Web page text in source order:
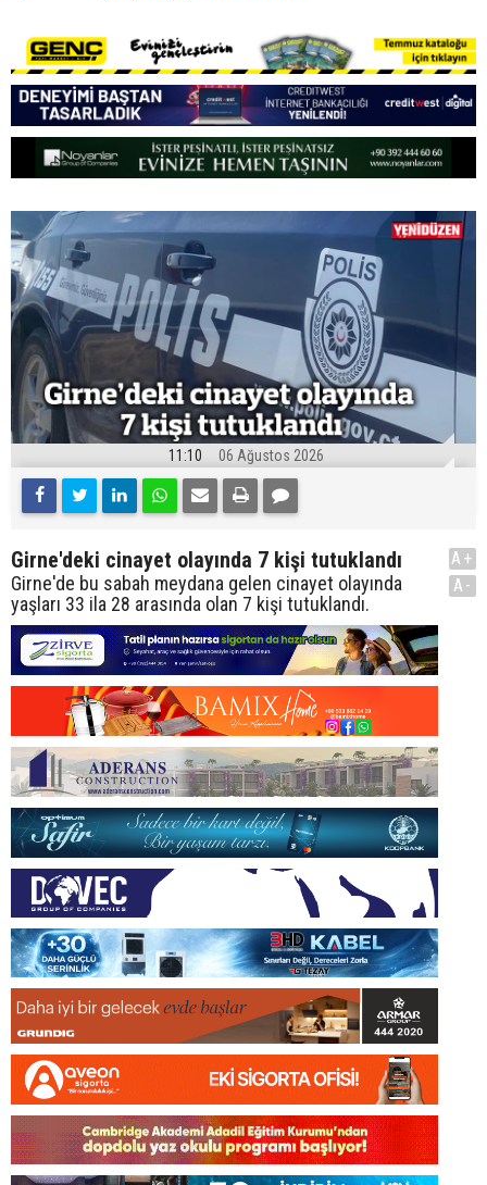
11:10 06 Ağustos 2026
Girne'deki cinayet olayında 7 kişi tutuklandı
Girne'de bu sabah meydana gelen cinayet olayında
yaşları 33 ila 28 arasında olan 7 kişi tutuklandı.
A+
A-